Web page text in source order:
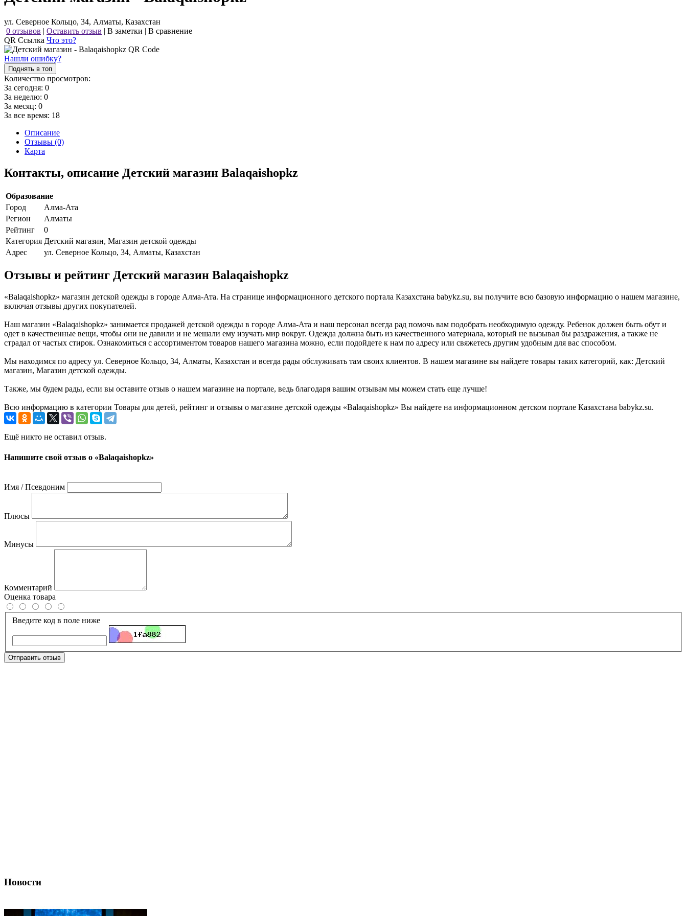
ул. Северное Кольцо, 34, Алматы, Казахстан
0 отзывов | Оставить отзыв | В заметки | В сравнение
QR Ссылка Что это?
Нашли ошибку?
Поднять в топ
Количество просмотров:
За сегодня: 0
За неделю: 0
За месяц: 0
За все время: 18
Описание
Отзывы (0)
Карта
Контакты, описание Детский магазин Balaqaishopkz
Образование
Город
Алма-Ата
Регион
Алматы
Рейтинг
0
Категория Детский магазин, Магазин детской одежды
Адрес
ул. Северное Кольцо, 34, Алматы, Казахстан
Отзывы и рейтинг Детский магазин Balaqaishopkz
«Balaqaishopkz» магазин детской одежды в городе Алма-Ата. На странице информационного детского портала Казахстана babykz.su, вы получите всю базовую информацию о нашем магазине,
включая отзывы других покупателей.
Наш магазин «Balaqaishopkz» занимается продажей детской одежды в городе Алма-Ата и наш персонал всегда рад помочь вам подобрать необходимую одежду. Ребенок должен быть обут и
одет в качественные вещи, чтобы они не давили и не мешали ему изучать мир вокруг. Одежда должна быть из качественного материала, который не вызывал бы раздражения, а также не
страдал от частых стирок. Ознакомиться с ассортиментом товаров нашего магазина можно, если подойдете к нам по адресу или свяжетесь другим удобным для вас способом.
Мы находимся по адресу ул. Северное Кольцо, 34, Алматы, Казахстан и всегда рады обслуживать там своих клиентов. В нашем магазине вы найдете товары таких категорий, как: Детский
магазин, Магазин детской одежды.
Также, мы будем рады, если вы оставите отзыв о нашем магазине на портале, ведь благодаря вашим отзывам мы можем стать еще лучше!
Всю информацию в категории Товары для детей, рейтинг и отзывы о магазине детской одежды «Balaqaishopkz» Вы найдете на информационном детском портале Казахстана babykz.su.
Ещё никто не оставил отзыв.
Напишите свой отзыв о «Balaqaishopkz»
Имя / Псевдоним
Плюсы
Минусы
Комментарий
Оценка товара
Введите код в поле ниже
Отправить отзыв
Новости